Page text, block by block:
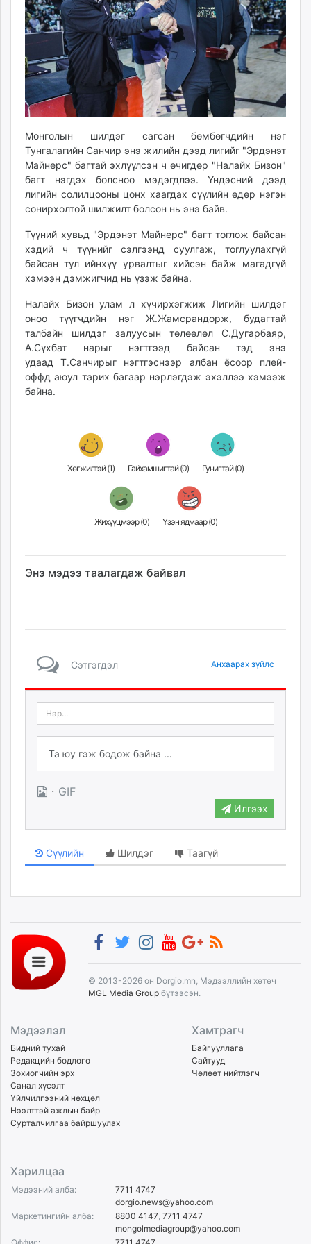
ikon.mn
mnb.mn
Livetv.mn
Eguur.mn
24tsag.mn
shuud.mn
eagle.mn
ergelt.mn
zarig.mn
today.mn
zuv.mn
mminfo.mn
urlag.mn
unen.mn
asu.mn
shuurhai.mn
unuudur.mn
isee.mn
mglradio.com
fact.mn
itoim.mn
paparazzi.mn
Монголын шилдэг сагсан бөмбөгчдийн нэг
Тунгалагийн Санчир энэ жилийн дээд лигийг "Эрдэнэт
Майнерс" багтай эхлүүлсэн ч өчигдөр "Налайх Бизон"
багт нэгдэх болсноо мэдэгдлээ. Үндэсний дээд
лигийн солилцооны цонх хаагдах сүүлийн өдөр нэгэн
сонирхолтой шилжилт болсон нь энэ байв.
Түүний хувьд "Эрдэнэт Майнерс" багт тоглож байсан
хэдий ч түүнийг сэлгээнд суулгаж, тоглуулахгүй
байсан тул ийнхүү урвалтыг хийсэн байж магадгүй
хэмээн дэмжигчид нь үзэж байна.
Налайх Бизон улам л хүчирхэгжиж Лигийн шилдэг
оноо түүгчдийн нэг Ж.Жамсрандорж, будагтай
талбайн шилдэг залуусын төлөөлөл С.Дугарбаяр,
А.Сүхбат нарыг нэгтгээд байсан тэд энэ
удаад Т.Санчирыг нэгтгэснээр албан ёсоор плей-
оффд аюул тарих багаар нэрлэгдэж эхэллээ хэмээж
байна.
Хөгжилтэй (1) Гайхамшигтай (0) Гунигтай (0)
Жихүүцмээр (0) Үзэн ядмаар (0)
Энэ мэдээ таалагдаж байвал
Сэтгэгдэл Анхаарах зүйлс
· GIF
Илгээх
Сүүлийн Шилдэг Таагүй
© 2013-2026 он Dorgio.mn, Мэдээллийн хөтөч
MGL Media Group бүтээсэн.
Мэдээлэл
Бидний тухай
Редакцийн бодлого
Зохиогчийн эрх
Санал хүсэлт
Үйлчилгээний нөхцөл
Нээлттэй ажлын байр
Сурталчилгаа байршуулах
Хамтрагч
Байгууллага
Сайтууд
Чөлөөт нийтлэгч
Харилцаа
Мэдээний алба:
7711 4747
dorgio.news@yahoo.com
Маркетингийн алба:
8800 4147, 7711 4747
mongolmediagroup@yahoo.com